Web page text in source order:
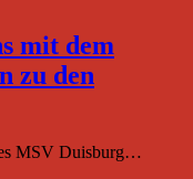
mit dem
zu den
MSV Duisburg…